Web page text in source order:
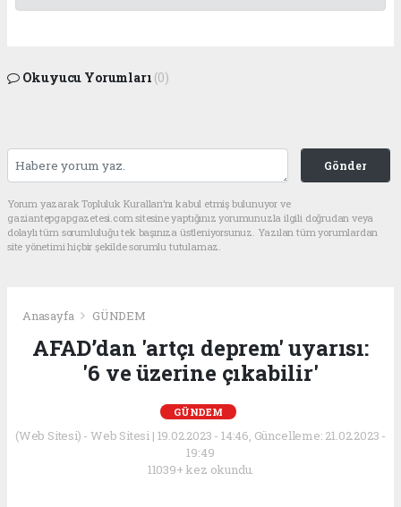
Okuyucu Yorumları (0)
Gönder
Yorum yazarak Topluluk Kuralları’nı kabul etmiş bulunuyor ve
gaziantepgapgazetesi.com sitesine yaptığınız yorumunuzla ilgili doğrudan veya
dolaylı tüm sorumluluğu tek başınıza üstleniyorsunuz. Yazılan tüm yorumlardan
site yönetimi hiçbir şekilde sorumlu tutulamaz.
Anasayfa GÜNDEM
AFAD’dan 'artçı deprem' uyarısı:
'6 ve üzerine çıkabilir'
GÜNDEM
(Web Sitesi) - Web Sitesi | 19.02.2023 - 14:46, Güncelleme: 21.02.2023 -
19:49
11039+ kez okundu.